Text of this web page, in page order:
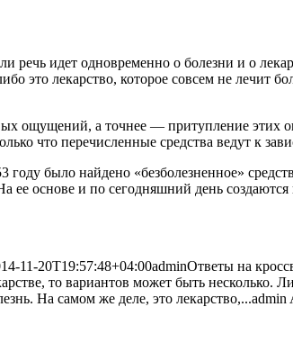
речь идет одновременно о болезни и о
это лекарство, которое совсем не лечит
ощущений, а точнее — притупление этих
что перечисленные средства ведут к
было найдено «безболезненное»
основе и по сегодняшний день создаются
11-20T19:57:48+04:00adminОтветы на
то вариантов может быть несколько.
На самом же деле, это лекарство,...admin